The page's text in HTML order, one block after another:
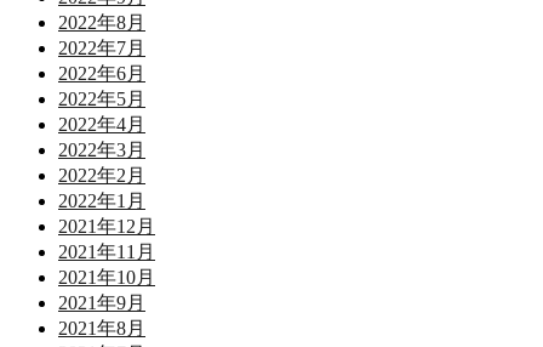
2022年8月
2022年7月
2022年6月
2022年5月
2022年4月
2022年3月
2022年2月
2022年1月
2021年12月
2021年11月
2021年10月
2021年9月
2021年8月